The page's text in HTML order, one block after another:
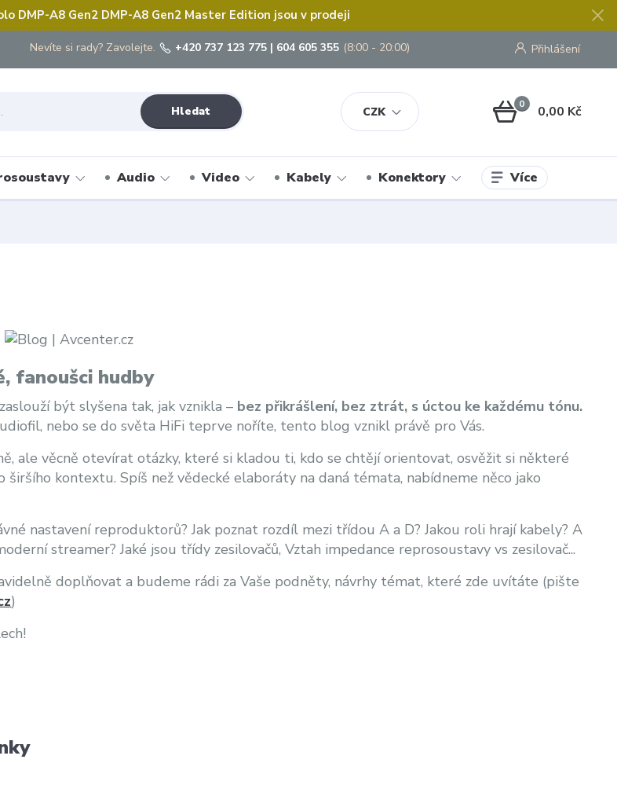
DMP-A8 Gen2 DMP-A8 Gen2 Master Edition jsou v prodeji
CZK
Přihlášení
Hledat
Nevíte si rady? Zavolejte. +420 737 123 775 | 604 605 355 (8:00 - 20:00)
0 0,00 Kč
Audio Video Kabely Konektory Více
fanoušci hudby
být slyšena tak, jak vznikla – bez přikrášlení, bez ztrát, s úctou ke každému tónu.
nebo se do světa HiFi teprve noříte, tento blog vznikl právě pro Vás.
ale věcně otevírat otázky, které si kladou ti, kdo se chtějí orientovat, osvěžit si některé
širšího kontextu. Spíš než vědecké elaboráty na daná témata, nabídneme něco jako
nastavení reproduktorů? Jak poznat rozdíl mezi třídou A a D? Jakou roli hrají kabely? A
streamer? Jaké jsou třídy zesilovačů, Vztah impedance reprosoustavy vs zesilovač...
doplňovat a budeme rádi za Vaše podněty, návrhy témat, které zde uvítáte (pište
)